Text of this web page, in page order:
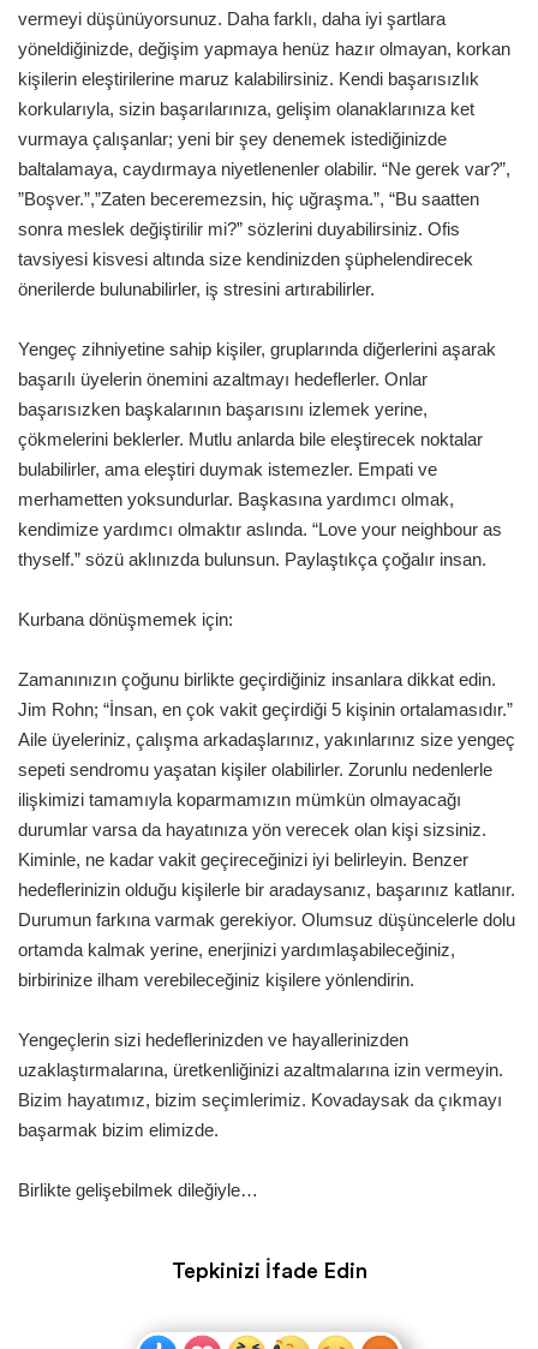
vermeyi düşünüyorsunuz. Daha farklı, daha iyi şartlara
yöneldiğinizde, değişim yapmaya henüz hazır olmayan, korkan
kişilerin eleştirilerine maruz kalabilirsiniz. Kendi başarısızlık
korkularıyla, sizin başarılarınıza, gelişim olanaklarınıza ket
vurmaya çalışanlar; yeni bir şey denemek istediğinizde
baltalamaya, caydırmaya niyetlenenler olabilir. “Ne gerek var?”,
”Boşver.”,”Zaten beceremezsin, hiç uğraşma.”, “Bu saatten
sonra meslek değiştirilir mi?” sözlerini duyabilirsiniz. Ofis
tavsiyesi kisvesi altında size kendinizden şüphelendirecek
önerilerde bulunabilirler, iş stresini artırabilirler.
Yengeç zihniyetine sahip kişiler, gruplarında diğerlerini aşarak
başarılı üyelerin önemini azaltmayı hedeflerler. Onlar
başarısızken başkalarının başarısını izlemek yerine,
çökmelerini beklerler. Mutlu anlarda bile eleştirecek noktalar
bulabilirler, ama eleştiri duymak istemezler. Empati ve
merhametten yoksundurlar. Başkasına yardımcı olmak,
kendimize yardımcı olmaktır aslında. “Love your neighbour as
thyself.” sözü aklınızda bulunsun. Paylaştıkça çoğalır insan.
Kurbana dönüşmemek için:
Zamanınızın çoğunu birlikte geçirdiğiniz insanlara dikkat edin.
Jim Rohn; “İnsan, en çok vakit geçirdiği 5 kişinin ortalamasıdır.”
Aile üyeleriniz, çalışma arkadaşlarınız, yakınlarınız size yengeç
sepeti sendromu yaşatan kişiler olabilirler. Zorunlu nedenlerle
ilişkimizi tamamıyla koparmamızın mümkün olmayacağı
durumlar varsa da hayatınıza yön verecek olan kişi sizsiniz.
Kiminle, ne kadar vakit geçireceğinizi iyi belirleyin. Benzer
hedeflerinizin olduğu kişilerle bir aradaysanız, başarınız katlanır.
Durumun farkına varmak gerekiyor. Olumsuz düşüncelerle dolu
ortamda kalmak yerine, enerjinizi yardımlaşabileceğiniz,
birbirinize ilham verebileceğiniz kişilere yönlendirin.
Yengeçlerin sizi hedeflerinizden ve hayallerinizden
uzaklaştırmalarına, üretkenliğinizi azaltmalarına izin vermeyin.
Bizim hayatımız, bizim seçimlerimiz. Kovadaysak da çıkmayı
başarmak bizim elimizde.
Birlikte gelişebilmek dileğiyle…
Tepkinizi İfade Edin